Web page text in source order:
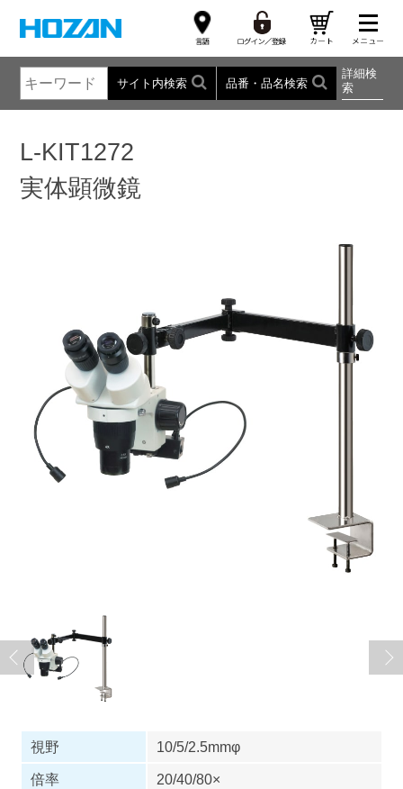
サイト内検索 品番・品名検索
詳細検
索
L-KIT1272
実体顕微鏡
視野
10/5/2.5mmφ
倍率
20/40/80×